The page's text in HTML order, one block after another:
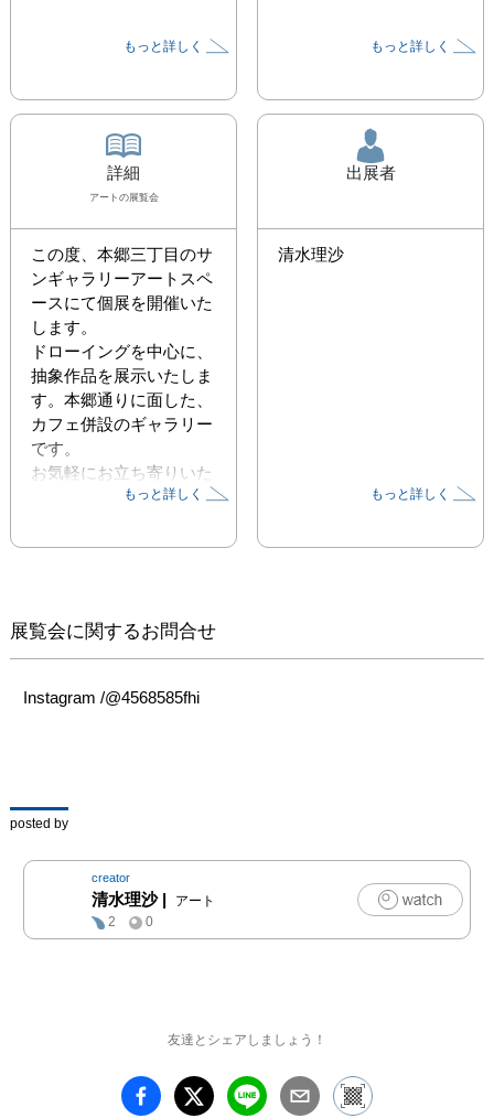
もっと詳しく もっと詳しく
詳細
アート の展覧会
この度、本郷三丁目のサ
ンギャラリーアートスペ
ースにて個展を開催いた
します。
ドローイングを中心に、
抽象作品を展示いたしま
す。本郷通りに面した、
カフェ併設のギャラリー
です。
お気軽にお立ち寄りいた
だければ幸いです。
ステートメント
の根源的な関係性をテー
マに、絵画を制作してい
の」と呼ぶこの世界は、
感情、心情、あるいは内
的イメージといった言葉
で表現されるものです。
私は、私自身の感覚体験
を色彩で視覚化し、筆致
や構図と融合させること
の風景を、鑑賞者と深く
もっと詳しく
出展者
清水理沙
もっと詳しく
展覧会に関するお問合せ
posted by
creator
清水理沙|
アート
2
0
友達とシェアしましょう！